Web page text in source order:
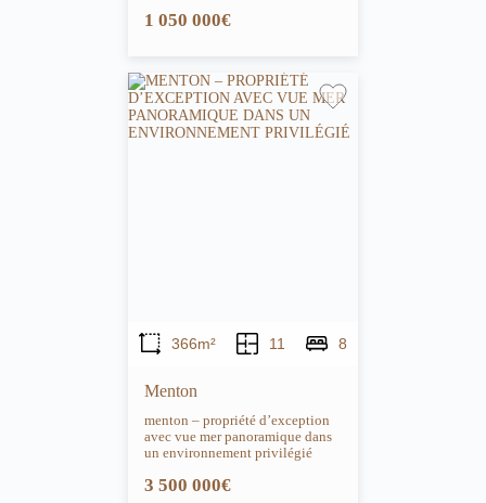
1 050 000€
366m² 11 8
Menton
menton – propriété d’exception
avec vue mer panoramique dans
un environnement privilégié
3 500 000€